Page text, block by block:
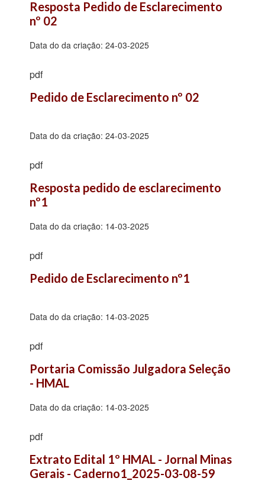
Resposta Pedido de Esclarecimento
nº 02
Data do da criação: 24-03-2025
pdf
Pedido de Esclarecimento nº 02
Data do da criação: 24-03-2025
pdf
Resposta pedido de esclarecimento
nº1
Data do da criação: 14-03-2025
pdf
Pedido de Esclarecimento nº1
Data do da criação: 14-03-2025
pdf
Portaria Comissão Julgadora Seleção
- HMAL
Data do da criação: 14-03-2025
pdf
Extrato Edital 1º HMAL - Jornal Minas
Gerais - Caderno1_2025-03-08-59